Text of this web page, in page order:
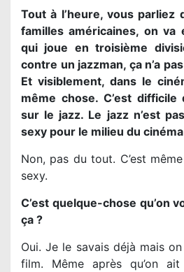
Tout à l’heure, vous parliez
familles américaines, on va
qui joue en troisième
contre un jazzman, ça n’a
Et visiblement, dans le
même chose. C’est
sur le jazz. Le jazz n’est
sexy pour le milieu du
Non, pas du tout. C’est
sexy.
C’est quelque-chose qu’on
ça ?
Oui. Je le savais déjà mais
film. Même après qu’on